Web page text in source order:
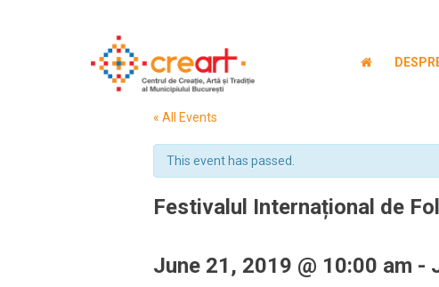
« All Events
This event has passed.
Festivalul Internațional de
June 21, 2019 @ 10:00 am -